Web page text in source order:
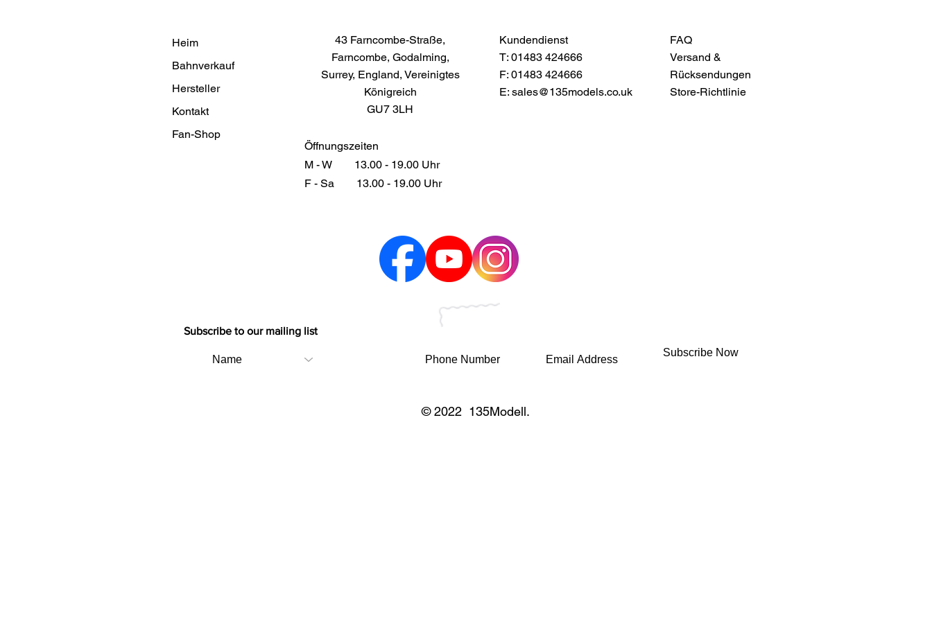
Heim
Bahnverkauf
Hersteller
Kontakt
Fan-Shop
43 Farncombe-Straße,
Farncombe, Godalming,
Surrey, England, Vereinigtes
Königreich
GU7 3LH
Öffnungszeiten
M - W
13.00 - 19.00 Uhr
F - Sa
13.00 - 19.00 Uhr
Kundendienst
T: 01483 424666
F: 01483 424666
E: sales@135models.co.uk
FAQ
Versand &
Rücksendungen
Store-Richtlinie
Subscribe to our mailing list
Subscribe Now
© 2022 135Modell.